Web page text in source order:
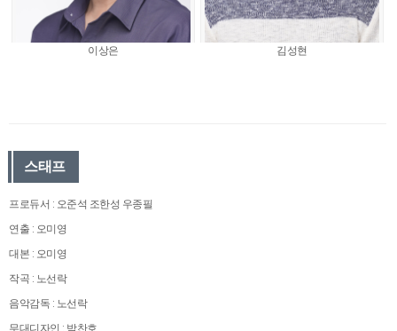
이상은 김성현
스태프
프로듀서 : 오준석 조한성 우종필
연출 : 오미영
대본 : 오미영
작곡 : 노선락
음악감독 : 노선락
무대디자인 : 박찬호